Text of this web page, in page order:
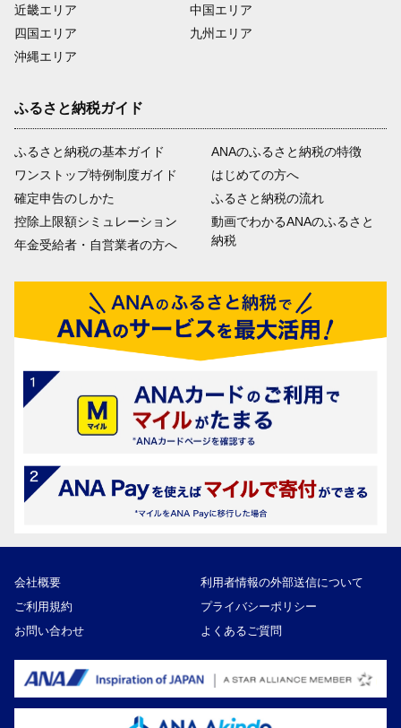
近畿エリア
四国エリア
沖縄エリア
中国エリア
九州エリア
ふるさと納税ガイド
ふるさと納税の基本ガイド
ワンストップ特例制度ガイド
確定申告のしかた
控除上限額シミュレーション
年金受給者・自営業者の方へ
ANAのふるさと納税の特徴
はじめての方へ
ふるさと納税の流れ
動画でわかるANAのふるさと
納税
会社概要
利用者情報の外部送信について
ご利用規約
プライバシーポリシー
お問い合わせ
よくあるご質問